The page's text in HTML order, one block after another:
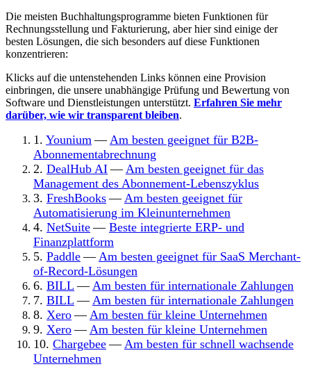
Die meisten Buchhaltungsprogramme bieten Funktionen für
Rechnungsstellung und Fakturierung, aber hier sind einige der
besten Lösungen, die sich besonders auf diese Funktionen
konzentrieren:
Klicks auf die untenstehenden Links können eine Provision
einbringen, die unsere unabhängige Prüfung und Bewertung von
Software und Dienstleistungen unterstützt. Erfahren Sie mehr
darüber, wie wir transparent bleiben.
1. Younium —Am besten geeignet für B2B-
Abonnementabrechnung
2. DealHub AI —Am besten geeignet für das
Management des Abonnement-Lebenszyklus
3. FreshBooks —Am besten geeignet für
Automatisierung im Kleinunternehmen
4. NetSuite — Beste integrierte ERP- und
Finanzplattform
5. Paddle —Am besten geeignet für SaaS Merchant-
of-Record-Lösungen
6. BILL —Am besten für internationale Zahlungen
7. BILL —Am besten für internationale Zahlungen
8. Xero —Am besten für kleine Unternehmen
9. Xero —Am besten für kleine Unternehmen
10. Chargebee —Am besten für schnell wachsende
Unternehmen